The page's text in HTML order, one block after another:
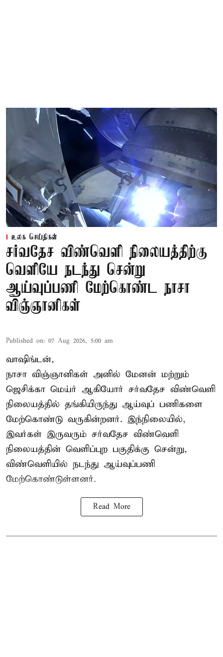
உலக செய்திகள்
சர்வதேச விண்வெளி நிலையத்திற்கு
வெளியே நடந்து சென்று
ஆய்வுப்பணி மேற்கொண்ட நாசா
விஞ்ஞானிகள்
Published on: 07 Aug 2026, 5:00 am
வாஷிங்டன்,
நாசா விஞ்ஞானிகள் அனில் மேனன் மற்றும்
ஜெசிக்கா மெய்ர் ஆகியோர் சர்வதேச விண்வெளி
நிலையத்தில் தங்கியிருந்து ஆய்வுப் பணிகளை
மேற்கொண்டு வருகின்றனர். இந்நிலையில்,
இவர்கள் இருவரும் சர்வதேச விண்வெளி
நிலையத்தின் வெளிப்புற பகுதிக்கு சென்று,
விண்வெளியில் நடந்து ஆய்வுப்பணி
மேற்கொண்டுள்ளனர்.
Read More